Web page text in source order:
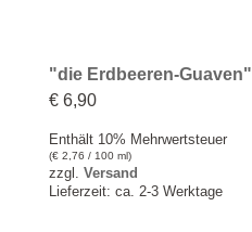
"die Erdbeeren-Guaven"
€6,90
Enthält 10% Mehrwertsteuer
(€2,76 / 100 ml)
zzgl. Versand
Lieferzeit: ca. 2-3 Werktage